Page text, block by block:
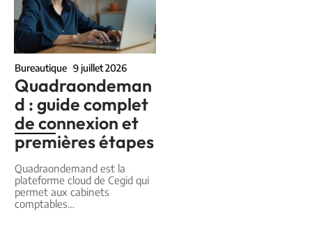
Bureautique 9 juillet 2026
Quadraondeman
d : guide complet
de connexion et
premières étapes
Quadraondemand est la
plateforme cloud de Cegid qui
permet aux cabinets
comptables…